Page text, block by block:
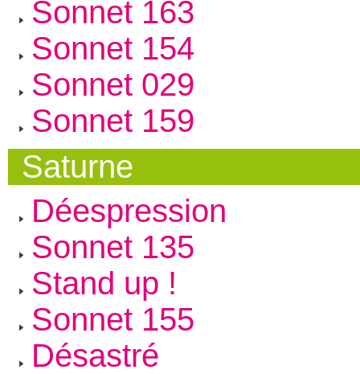
Sonnet 163
Sonnet 154
Sonnet 029
Sonnet 159
Saturne
Déespression
Sonnet 135
Stand up !
Sonnet 155
Désastré